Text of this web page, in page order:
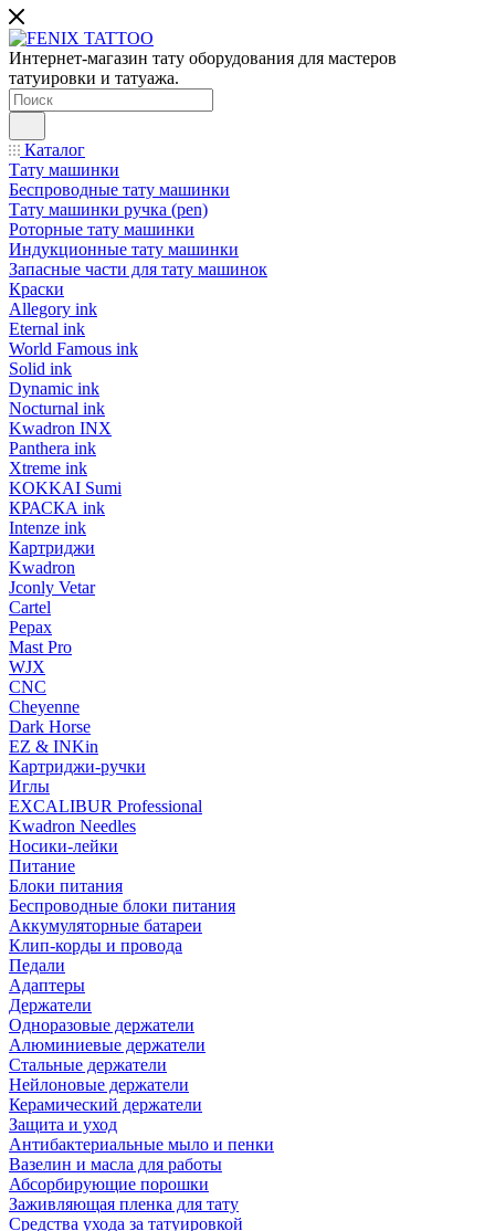
Интернет-магазин тату оборудования для мастеров
татуировки и татуажа.
Каталог
Тату машинки
Беспроводные тату машинки
Тату машинки ручка (pen)
Роторные тату машинки
Индукционные тату машинки
Запасные части для тату машинок
Краски
Allegory ink
Eternal ink
World Famous ink
Solid ink
Dynamic ink
Nocturnal ink
Kwadron INX
Panthera ink
Xtreme ink
KOKKAI Sumi
КРАСКА ink
Intenze ink
Картриджи
Kwadron
Jconly Vetar
Cartel
Pepax
Mast Pro
WJX
CNC
Cheyenne
Dark Horse
EZ & INKin
Картриджи-ручки
Иглы
EXCALIBUR Professional
Kwadron Needles
Носики-лейки
Питание
Блоки питания
Беспроводные блоки питания
Аккумуляторные батареи
Клип-корды и провода
Педали
Адаптеры
Держатели
Одноразовые держатели
Алюминиевые держатели
Стальные держатели
Нейлоновые держатели
Керамический держатели
Защита и уход
Антибактериальные мыло и пенки
Вазелин и масла для работы
Абсорбирующие порошки
Заживляющая пленка для тату
Средства ухода за татуировкой